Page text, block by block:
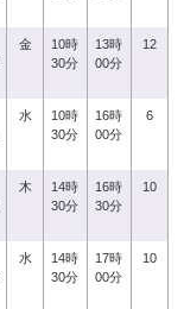
金
10時
30分
13時
00分
12
水
10時
30分
16時
00分
6
木
14時
30分
16時
30分
10
水
14時
30分
17時
00分
10